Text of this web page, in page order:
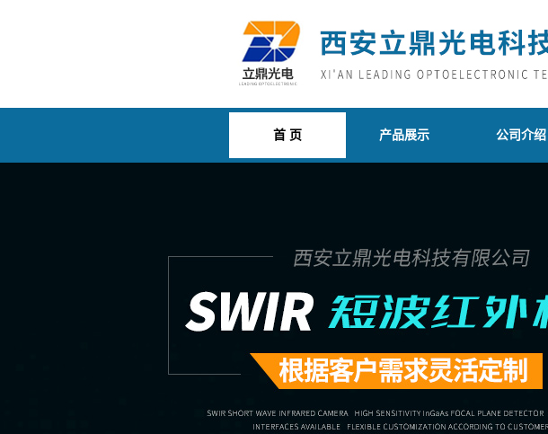
首 页 产品展示 公司介绍